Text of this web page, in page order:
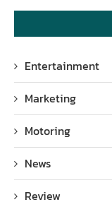
Entertainment
Marketing
Motoring
News
Review